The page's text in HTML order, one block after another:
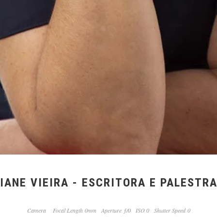
VIEIRA - ESCRITORA E
Camera Focal Length 0mm Aperture ƒ/0 ISO 0 Shutter Speed 0